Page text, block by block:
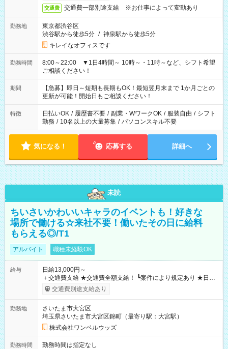
交通費 交通費一部別途支給 ※お仕事によって変動あり
勤務地
東京都渋谷区
渋谷駅から徒歩5分 / 神泉駅から徒歩5分
キレイなオフィスです
勤務時間
8:00～22:00 ▼1日4時間～ 10時～・11時～など、シフト希望
ご相談ください！
期間
【急募】即日～短期も長期もOK！最短翌月末まで 1か月ごとの
更新が可能！開始日もご相談ください！
特徴 日払いOK / 履歴書不要 / 副業・WワークOK / 服装自由 / シフト
勤務 / 10名以上の大量募集 / パソコンスキル不要
気になる！ 応募する 詳細へ
未読
ちいさいかわいいキャラのイベントも！好きな
場所で働ける☆来社不要！働いたその日に給料
もらえる◎/T1
アルバイト 職種未経験OK
給与
日給13,000円～
＋交通費支給 ★交通費全額支給！ ┗案件により規定あり ★日払
いOK！（規定あり） ┗働いたその日に現金GET♪ お仕事後はコ
ンビニATMから 日払い分を引き落とせます！ 【試用期間】試
交通費別途支給あり
勤務地
さいたま市大宮区
埼玉県さいたま市大宮区錦町（最寄り駅：大宮駅）
株式会社ワンベルウッズ
勤務時間
勤務時間は指定なし